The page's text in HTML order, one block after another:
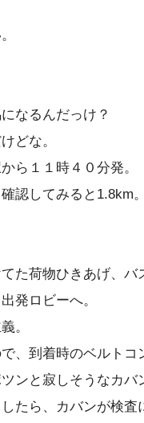
なるんだっけ？
どな。
ら１１時４０分発。
認してみると1.8km。
た荷物ひきあげ、バ
発ロビーへ。
。
、到着時のベルトコ
ンと寂しそうなカバ
たら、カバンが検査